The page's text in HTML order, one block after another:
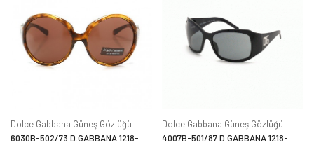
Dolce Gabbana Güneş Gözlüğü
6030B-502/73 D.GABBANA 1218-
Dolce Gabbana Güneş Gözlüğü
4007B-501/87 D.GABBANA 1218-